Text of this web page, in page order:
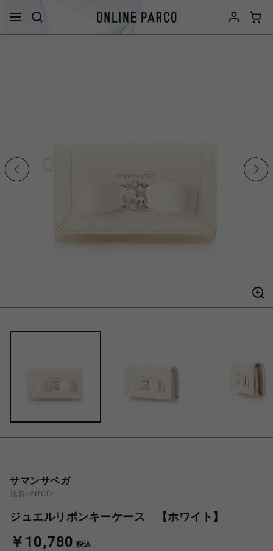
サマンサベガ
池袋PARCO
ジュエルリボンキーケース 【ホワイト】
￥10,780 税込